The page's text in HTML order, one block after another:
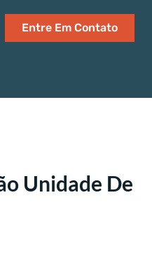
Entre Em Contato
Unidade De